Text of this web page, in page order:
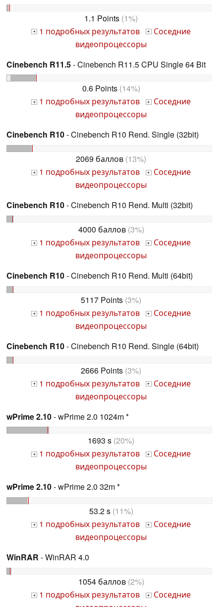
1.1 Points (1%)
+ 1 подробных результатов + Соседние
видеопроцессоры
Cinebench R11.5- Cinebench R11.5 CPU Single 64 Bit
0.6 Points(14%)
+ 1 подробных результатов + Соседние
видеопроцессоры
Cinebench R10- Cinebench R10 Rend. Single (32bit)
2069 баллов (13%)
+ 1 подробных результатов + Соседние
видеопроцессоры
Cinebench R10- Cinebench R10 Rend. Multi (32bit)
4000 баллов(3%)
+ 1 подробных результатов + Соседние
видеопроцессоры
Cinebench R10- Cinebench R10 Rend. Multi (64bit)
5117 Points (3%)
+ 1 подробных результатов + Соседние
видеопроцессоры
Cinebench R10- Cinebench R10 Rend. Single (64bit)
2666 Points (3%)
+ 1 подробных результатов + Соседние
видеопроцессоры
wPrime 2.10- wPrime 2.0 1024m *
1693 s (20%)
+ 1 подробных результатов + Соседние
видеопроцессоры
wPrime 2.10- wPrime 2.0 32m *
53.2 s(11%)
+ 1 подробных результатов + Соседние
видеопроцессоры
WinRAR - WinRAR 4.0
1054 баллов(2%)
+ 1 подробных результатов + Соседние